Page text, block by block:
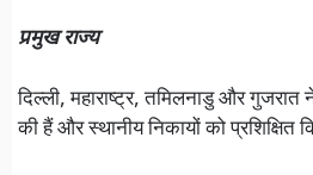
प्रमुख राज्य
दिल्ली, महाराष्ट्र, तमिलनाडु और
की हैं और स्थानीय निकायों को प्रशिक्षित